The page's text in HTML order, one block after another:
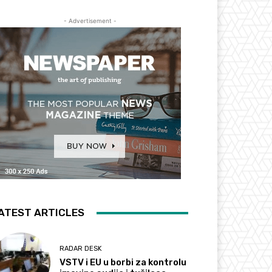
- Advertisement -
ARTICLES
RADAR DESK
VSTV i EU u borbi za kontrolu